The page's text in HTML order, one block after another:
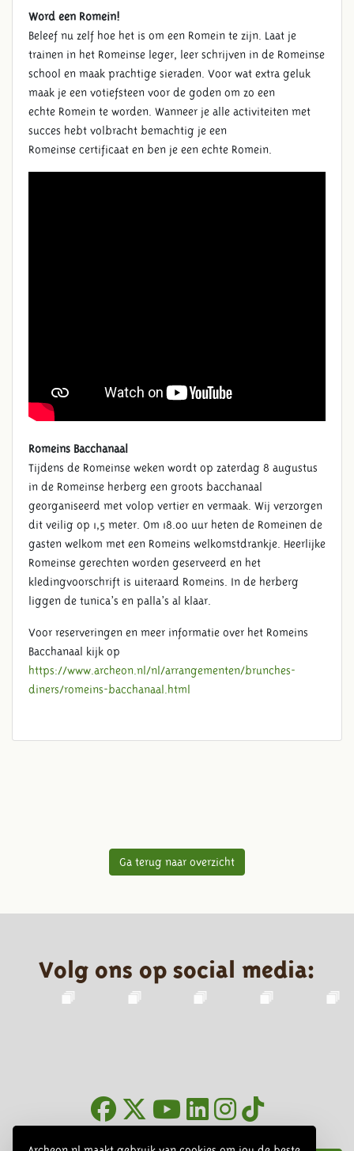
Word een Romein!
Beleef nu zelf hoe het is om een Romein te zijn. Laat je
trainen in het Romeinse leger, leer schrijven in de Romeinse
school en maak prachtige sieraden. Voor wat extra geluk
maak je een votiefsteen voor de goden om zo een
echte Romein te worden. Wanneer je alle activiteiten met
succes hebt volbracht bemachtig je een
Romeinse certificaat en ben je een echte Romein.
Romeins Bacchanaal
Tijdens de Romeinse weken wordt op zaterdag 8 augustus
in de Romeinse herberg een groots bacchanaal
georganiseerd met volop vertier en vermaak. Wij verzorgen
dit veilig op 1,5 meter. Om 18.00 uur heten de Romeinen de
gasten welkom met een Romeins welkomstdrankje. Heerlijke
Romeinse gerechten worden geserveerd en het
kledingvoorschrift is uiteraard Romeins. In de herberg
liggen de tunica’s en palla’s al klaar.
Voor reserveringen en meer informatie over het Romeins
Bacchanaal kijk op
https://www.archeon.nl/nl/arrangementen/brunches-
diners/romeins-bacchanaal.html
Ga terug naar overzicht
Volg ons op social media: